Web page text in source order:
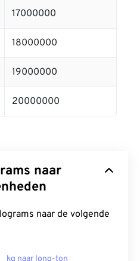
17000000
18000000
19000000
20000000
naar
naar de volgende
kg naar long-ton